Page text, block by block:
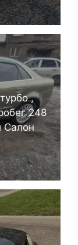
,
248
Салон